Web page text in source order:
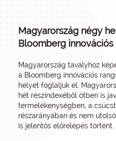
Magyarország négy
Bloomberg innovációs
Magyarország tavalyhoz
a Bloomberg innovációs
helyet foglaljuk el.
hét részindexéből ötben is
termelékenységben, a
részarányában és nem
is jelentős előrelépés történt.